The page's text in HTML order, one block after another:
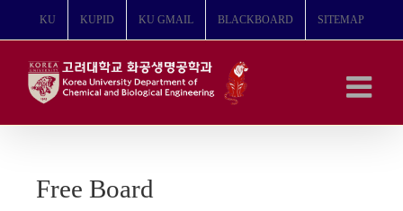
뛰
KU KUPID KU GMAIL BLACKBOARD SITEMAP
Free Board